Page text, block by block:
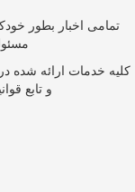
تمامی اخبار بطور
کلیه خدمات ارائه شده
و تابع